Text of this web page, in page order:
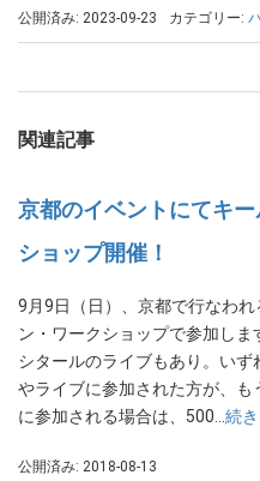
公開済み: 2023-09-23 カテゴリー:
関連記事
京都のイベントにてキ
ショップ開催！
9月9日（日）、京都で行なわ
ン・ワークショップで参加しま
シタールのライブもあり。い
やライブに参加された方が、も
に参加される場合は、500… 続
公開済み: 2018-08-13